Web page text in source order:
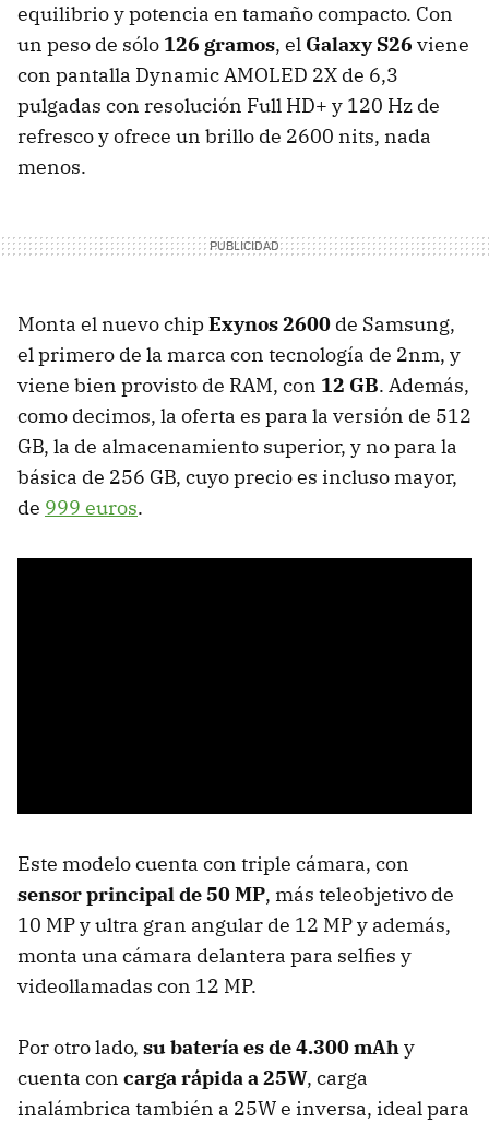
equilibrio y potencia en tamaño compacto. Con
un peso de sólo 126 gramos, el Galaxy S26 viene
con pantalla Dynamic AMOLED 2X de 6,3
pulgadas con resolución Full HD+ y 120 Hz de
refresco y ofrece un brillo de 2600 nits, nada
menos.
Monta el nuevo chipExynos 2600 de Samsung,
el primero de la marca con tecnología de 2nm, y
viene bien provisto de RAM, con 12 GB. Además,
como decimos, la oferta es para la versión de 512
GB, la de almacenamiento superior, y no para la
básica de 256 GB, cuyo precio es incluso mayor,
de 999 euros.
Este modelo cuenta con triple cámara, con
sensor principal de 50 MP, más teleobjetivo de
10 MP y ultra gran angular de 12 MP y además,
monta una cámara delantera para selfies y
videollamadas con 12 MP.
Por otro lado, su batería es de 4.300 mAhy
cuenta con carga rápida a 25W, carga
inalámbrica también a 25W e inversa, ideal para